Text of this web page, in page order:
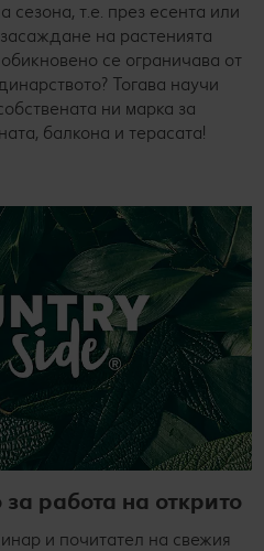
сезона, т.е. през есента или
на растенията
се ограничава от
Тогава научи
ни марка за
балкона и терасата!
работа на открито
и почитател на свежия